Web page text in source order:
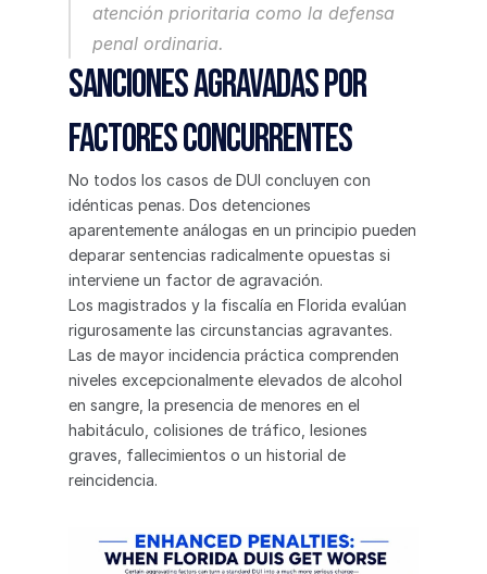
atención prioritaria como la defensa
penal ordinaria.
Sanciones agravadas por
factores concurrentes
No todos los casos de DUI concluyen con
idénticas penas. Dos detenciones
aparentemente análogas en un principio pueden
deparar sentencias radicalmente opuestas si
interviene un factor de agravación.
Los magistrados y la fiscalía en Florida evalúan
rigurosamente las circunstancias agravantes.
Las de mayor incidencia práctica comprenden
niveles excepcionalmente elevados de alcohol
en sangre, la presencia de menores en el
habitáculo, colisiones de tráfico, lesiones
graves, fallecimientos o un historial de
reincidencia.